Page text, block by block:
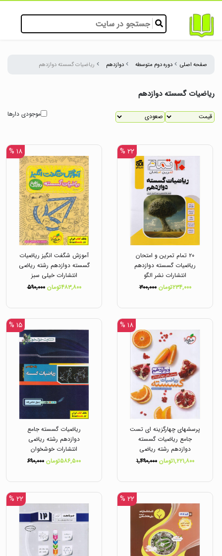
صفحه اصلی دوره دوم متوسطه دوازدهم ریاضیات گسسته دوازدهم
ریاضیات گسسته دوازدهم
موجودی دارها
۲۲ %
۲۰ تمام تمرین و امتحان
ریاضیات گسسته دوازدهم
انتشارات نشر الگو
۲۳۴,۰۰۰تومان
۳۰۰,۰۰۰
۱۸ %
آموزش شگفت انگیز ریاضیات
گسسته دوازدهم رشته ریاضی
انتشارات خیلی سبز
۴۸۳,۸۰۰تومان
۵۹۰,۰۰۰
۱۸ %
پرسشهای چهارگزینه ای تست
جامع ریاضیات گسسته
دوازدهم رشته ریاضی
انتشارات خیلی سبز
۱,۲۲۱,۸۰۰تومان ۱,۴۹۰,۰۰۰
۱۵ %
ریاضیات گسسته جامع
دوازدهم رشته ریاضی
انتشارات خوشخوان
۵۸۶,۵۰۰تومان
۶۹۰,۰۰۰
۲۲ % ۲۲ %